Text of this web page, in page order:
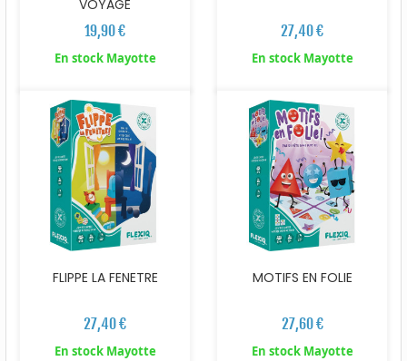
VOYAGE
19,90 €
En stock Mayotte
27,40 €
En stock Mayotte
FLIPPE LA FENETRE
27,40 €
En stock Mayotte
MOTIFS EN FOLIE
27,60 €
En stock Mayotte